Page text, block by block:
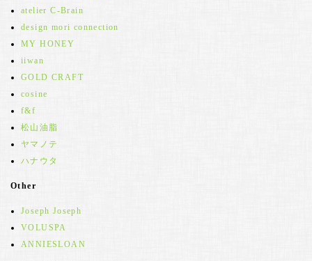
atelier C-Brain
design mori connection
MY HONEY
iiwan
GOLD CRAFT
cosine
f&f
松山油脂
ヤマノテ
ハナウタ
Other
Joseph Joseph
VOLUSPA
ANNIESLOAN